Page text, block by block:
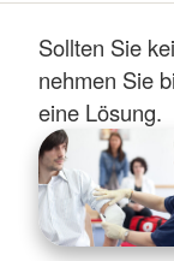
Sollten Sie
nehmen Sie
eine Lösung.